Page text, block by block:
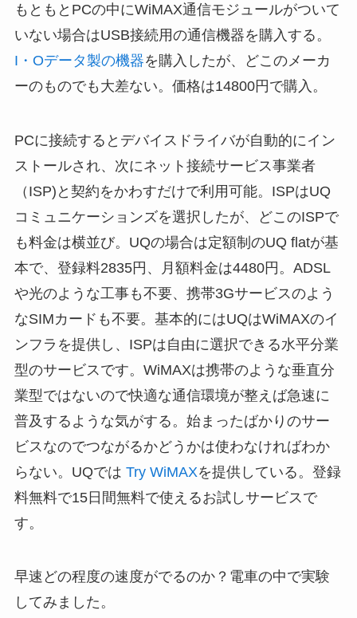
もともとPCの中にWiMAX通信モジュールがついて
いない場合はUSB接続用の通信機器を購入する。
I・Oデータ製の機器を購入したが、どこのメーカ
ーのものでも大差ない。価格は14800円で購入。
PCに接続するとデバイスドライバが自動的にイン
ストールされ、次にネット接続サービス事業者
（ISP)と契約をかわすだけで利用可能。ISPはUQ
コミュニケーションズを選択したが、どこのISPで
も料金は横並び。UQの場合は定額制のUQ flatが基
本で、登録料2835円、月額料金は4480円。ADSL
や光のような工事も不要、携帯3Gサービスのよう
なSIMカードも不要。基本的にはUQはWiMAXのイ
ンフラを提供し、ISPは自由に選択できる水平分業
型のサービスです。WiMAXは携帯のような垂直分
業型ではないので快適な通信環境が整えば急速に
普及するような気がする。始まったばかりのサー
ビスなのでつながるかどうかは使わなければわか
らない。UQでは Try WiMAXを提供している。登録
料無料で15日間無料で使えるお試しサービスで
す。
早速どの程度の速度がでるのか？電車の中で実験
してみました。